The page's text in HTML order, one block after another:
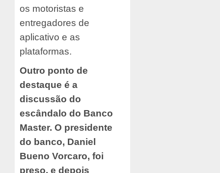
os motoristas e
entregadores de
aplicativo e as
plataformas.
Outro ponto de
destaque é a
discussão do
escândalo do Banco
Master. O presidente
do banco, Daniel
Bueno Vorcaro, foi
preso, e depois